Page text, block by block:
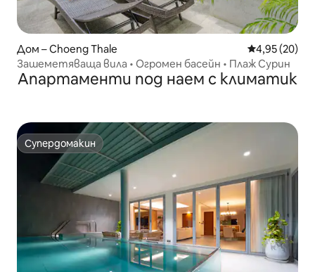
Дом – Choeng Thale Средна
4,95 (20)
Зашеметяваща вила • Огромен басейн • Плаж Сурин
Апартаменти под наем с климатик
Супердомакин
Супердомакин